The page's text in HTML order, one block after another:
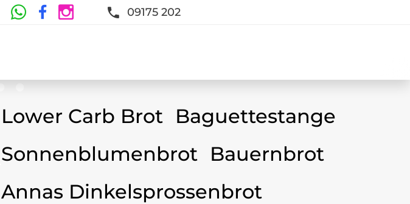
09175 202
Lower Carb Brot Baguettestange
Sonnenblumenbrot Bauernbrot
Annas Dinkelsprossenbrot